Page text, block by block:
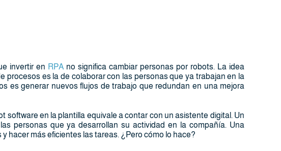
invertir en RPA no significa cambiar personas por robots. La idea
procesos es la de colaborar con las personas que ya trabajan en la
es generar nuevos flujos de trabajo que redundan en una mejora
software en la plantilla equivale a contar con un asistente digital. Un
personas que ya desarrollan su actividad en la compañía. Una
hacer más eficientes las tareas. ¿Pero cómo lo hace?